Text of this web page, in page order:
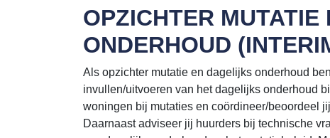
OPZICHTER
ONDERHOUD
Als opzichter mutatie en dagelijks onderhoud
invullen/uitvoeren van het dagelijks onderhoud
woningen bij mutaties en coördineer/beoordeel
Daarnaast adviseer jij huurders bij technische